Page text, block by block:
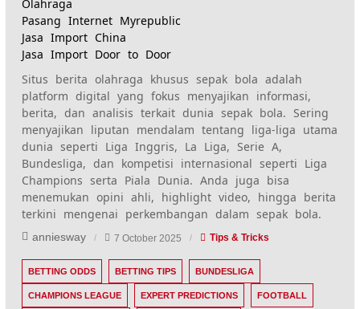
Olahraga
Pasang Internet Myrepublic
Jasa Import China
Jasa Import Door to Door
Situs berita olahraga khusus sepak bola adalah
platform digital yang fokus menyajikan informasi,
berita, dan analisis terkait dunia sepak bola. Sering
menyajikan liputan mendalam tentang liga-liga utama
dunia seperti Liga Inggris, La Liga, Serie A,
Bundesliga, dan kompetisi internasional seperti Liga
Champions serta Piala Dunia. Anda juga bisa
menemukan opini ahli, highlight video, hingga berita
terkini mengenai perkembangan dalam sepak bola.
anniesway 7 October 2025 Tips & Tricks
BETTING ODDS BETTING TIPS BUNDESLIGA
CHAMPIONS LEAGUE EXPERT PREDICTIONS FOOTBALL